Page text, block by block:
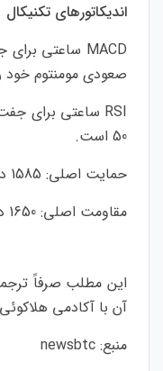
اندیکاتورهای تکنیکال
صعودی مومنتوم
50 است.
حمایت اصلی: 1585 دلار
مقاومت اصلی: 1650 دلار
این مطلب صرفاً
آن با آکادمی
منبع: newsbtc